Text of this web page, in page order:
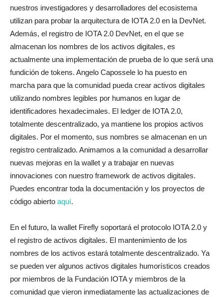
nuestros investigadores y desarrolladores del ecosistema
utilizan para probar la arquitectura de IOTA 2.0 en la DevNet.
Además, el registro de IOTA 2.0 DevNet, en el que se
almacenan los nombres de los activos digitales, es
actualmente una implementación de prueba de lo que será una
fundición de tokens. Angelo Capossele lo ha puesto en
marcha para que la comunidad pueda crear activos digitales
utilizando nombres legibles por humanos en lugar de
identificadores hexadecimales. El ledger de IOTA 2.0,
totalmente descentralizado, ya mantiene los propios activos
digitales. Por el momento, sus nombres se almacenan en un
registro centralizado. Animamos a la comunidad a desarrollar
nuevas mejoras en la wallet y a trabajar en nuevas
innovaciones con nuestro framework de activos digitales.
Puedes encontrar toda la documentación y los proyectos de
código abierto aquí.
En el futuro, la wallet Firefly soportará el protocolo IOTA 2.0 y
el registro de activos digitales. El mantenimiento de los
nombres de los activos estará totalmente descentralizado. Ya
se pueden ver algunos activos digitales humorísticos creados
por miembros de la Fundación IOTA y miembros de la
comunidad que vieron inmediatamente las actualizaciones de